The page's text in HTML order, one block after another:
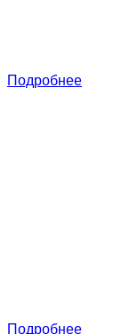
Подробнее
Подробнее